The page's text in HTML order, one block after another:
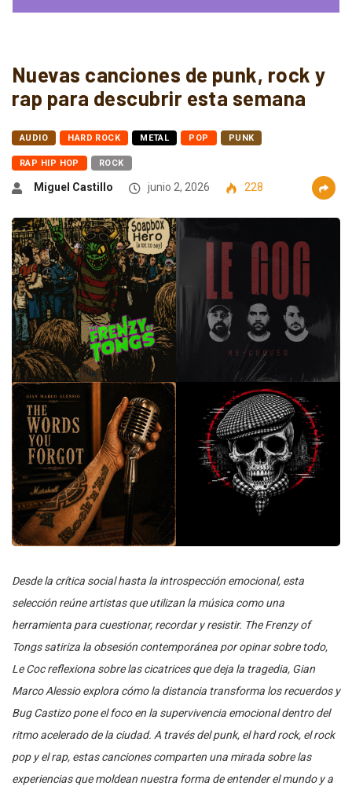
Nuevas canciones de punk, rock y
rap para descubrir esta semana
AUDIO HARD ROCK METAL POP PUNK
RAP HIP HOP ROCK
Miguel Castillo junio 2, 2026 228
Desde la crítica social hasta la introspección emocional, esta
selección reúne artistas que utilizan la música como una
herramienta para cuestionar, recordar y resistir. The Frenzy of
Tongs satiriza la obsesión contemporánea por opinar sobre todo,
Le Coc reflexiona sobre las cicatrices que deja la tragedia, Gian
Marco Alessio explora cómo la distancia transforma los recuerdos y
Bug Castizo pone el foco en la supervivencia emocional dentro del
ritmo acelerado de la ciudad. A través del punk, el hard rock, el rock
pop y el rap, estas canciones comparten una mirada sobre las
experiencias que moldean nuestra forma de entender el mundo y a